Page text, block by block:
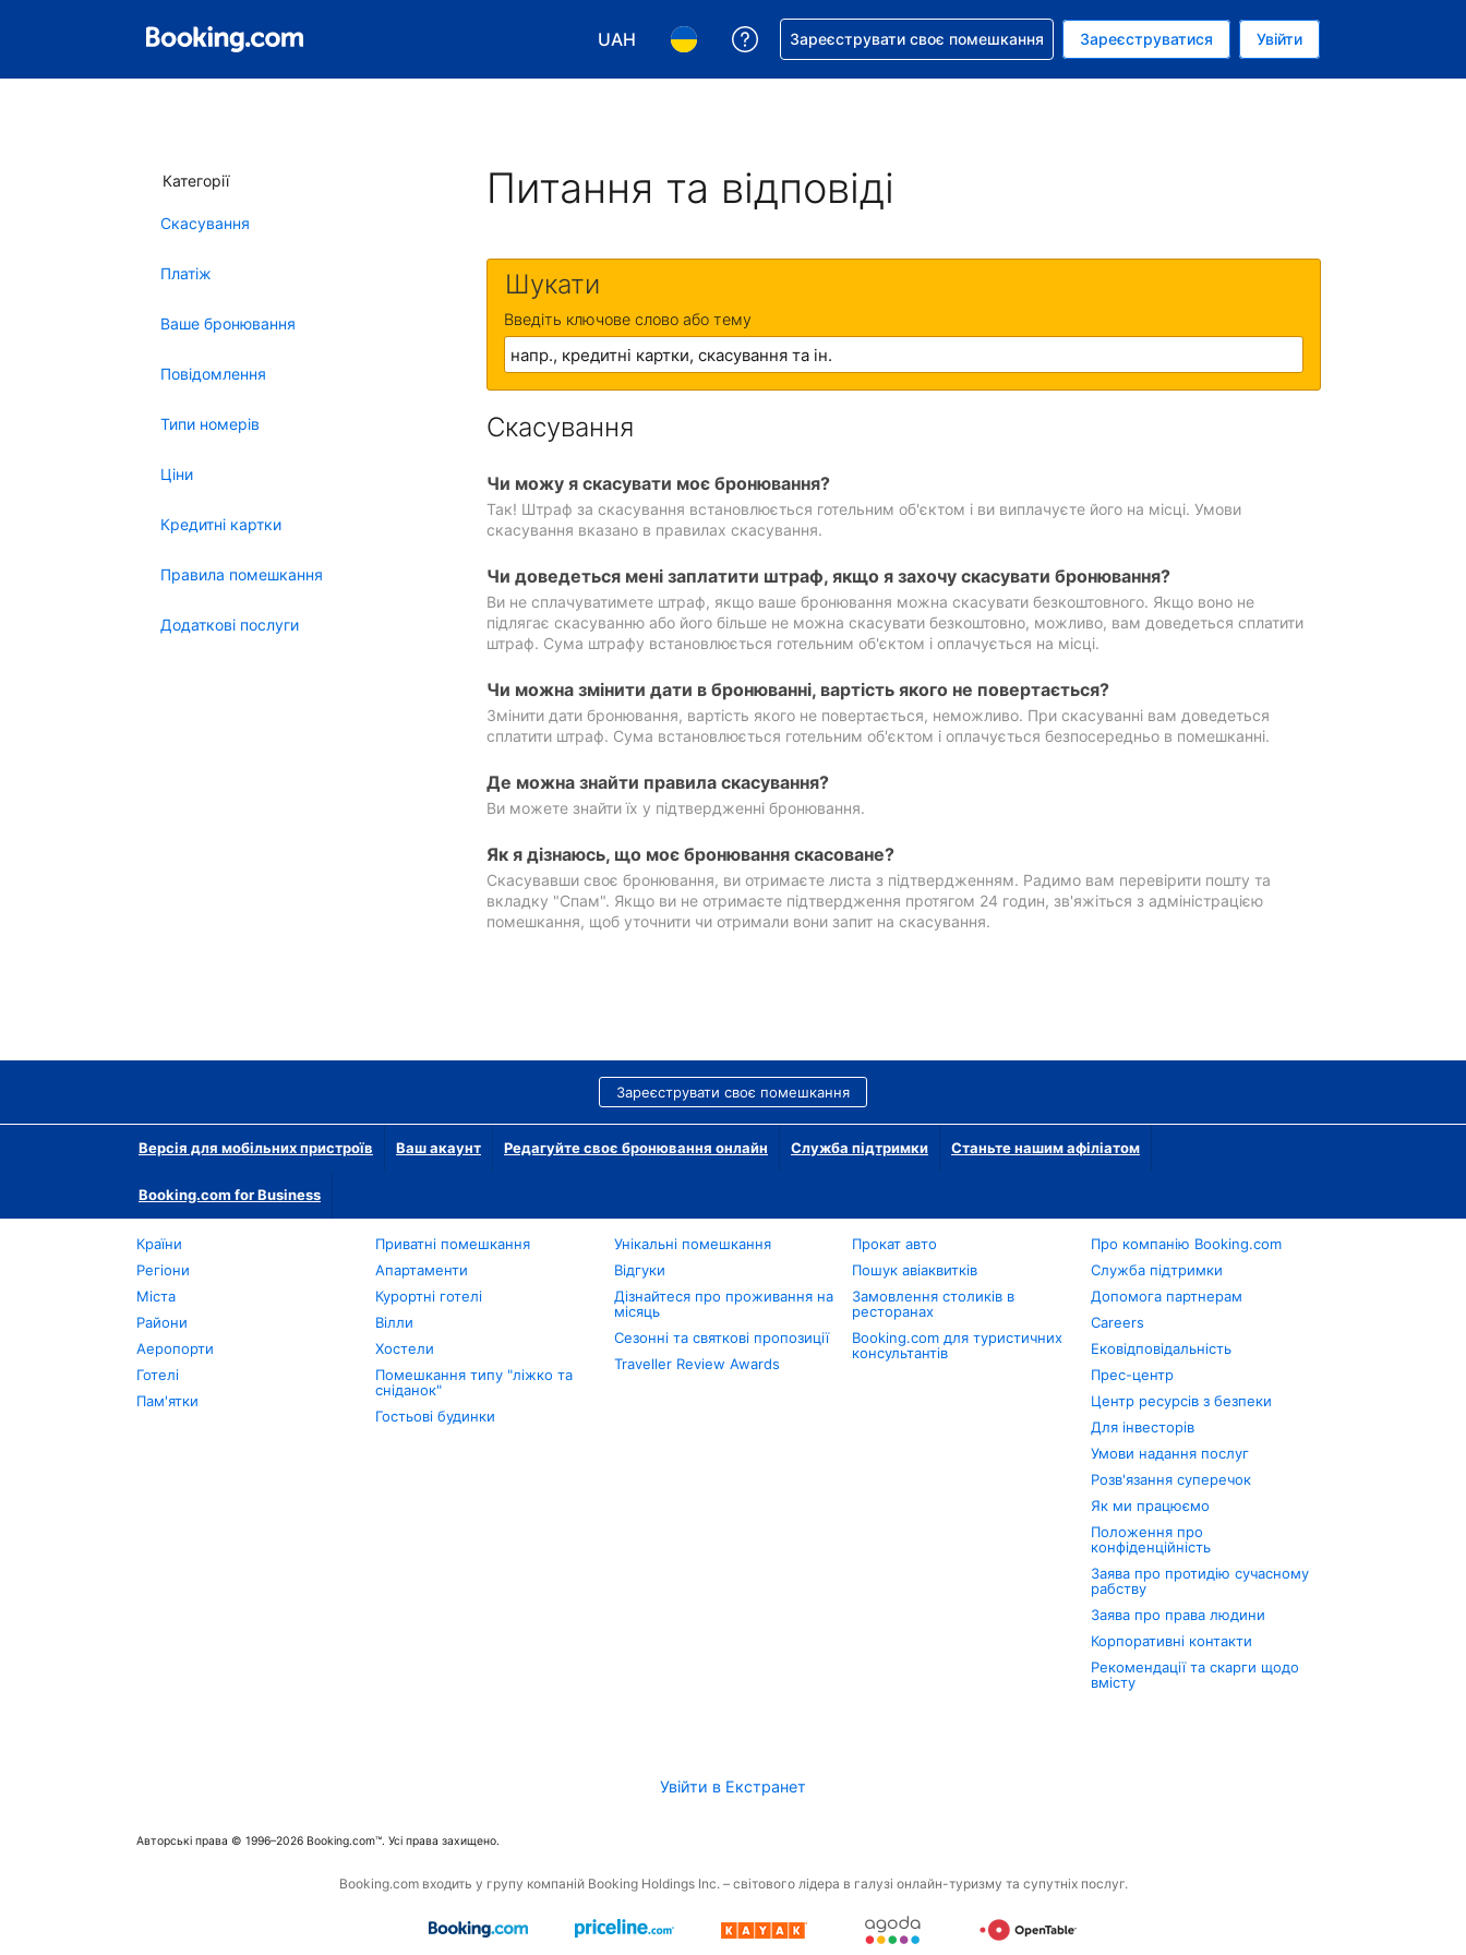
UAH
Виберіть валюту. Ваша поточна валюта: Українська гривня
Виберіть мову. Ваша поточна мова: Українською
Отримайте допомогу з бронюванням
Зареєструвати своє помешкання Зареєструватися Увійти
Категорії
Скасування
Платіж
Ваше бронювання
Повідомлення
Типи номерів
Ціни
Кредитні картки
Правила помешкання
Додаткові послуги
Питання та відповіді
Шукати
Введіть ключове слово або тему
Скасування
Чи можу я скасувати моє бронювання?
Так! Штраф за скасування встановлюється готельним об'єктом і ви виплачуєте його на місці. Умови
скасування вказано в правилах скасування.
Чи доведеться мені заплатити штраф, якщо я захочу скасувати бронювання?
Ви не сплачуватимете штраф, якщо ваше бронювання можна скасувати безкоштовного. Якщо воно не
підлягає скасуванню або його більше не можна скасувати безкоштовно, можливо, вам доведеться сплатити
штраф. Сума штрафу встановлюється готельним об'єктом і оплачується на місці.
Чи можна змінити дати в бронюванні, вартість якого не повертається?
Змінити дати бронювання, вартість якого не повертається, неможливо. При скасуванні вам доведеться
сплатити штраф. Сума встановлюється готельним об'єктом і оплачується безпосередньо в помешканні.
Де можна знайти правила скасування?
Ви можете знайти їх у підтвердженні бронювання.
Як я дізнаюсь, що моє бронювання скасоване?
Скасувавши своє бронювання, ви отримаєте листа з підтвердженням. Радимо вам перевірити пошту та
вкладку "Спам". Якщо ви не отримаєте підтвердження протягом 24 годин, зв'яжіться з адміністрацією
помешкання, щоб уточнити чи отримали вони запит на скасування.
Зареєструвати своє помешкання
Версія для мобільних пристроїв Ваш акаунт Редагуйте своє бронювання онлайн Служба підтримки Станьте нашим афіліатом
Booking.com for Business
Країни
Регіони
Міста
Райони
Аеропорти
Готелі
Пам'ятки
Приватні помешкання
Апартаменти
Курортні готелі
Вілли
Хостели
Помешкання типу "ліжко та
сніданок"
Гостьові будинки
Унікальні помешкання
Відгуки
Дізнайтеся про проживання на
місяць
Сезонні та святкові пропозиції
Traveller Review Awards
Прокат авто
Пошук авіаквитків
Замовлення столиків в
ресторанах
Booking.com для туристичних
консультантів
Про компанію Booking.com
Служба підтримки
Допомога партнерам
Careers
Ековідповідальність
Прес-центр
Центр ресурсів з безпеки
Для інвесторів
Умови надання послуг
Розв'язання суперечок
Як ми працюємо
Положення про
конфіденційність
Заява про протидію сучасному
рабству
Заява про права людини
Корпоративні контакти
Рекомендації та скарги щодо
вмісту
Увійти в Екстранет
Авторські права © 1996–2026 Booking.com™. Усі права захищено.
Booking.com входить у групу компаній Booking Holdings Inc. – світового лідера в галузі онлайн-туризму та супутніх послуг.